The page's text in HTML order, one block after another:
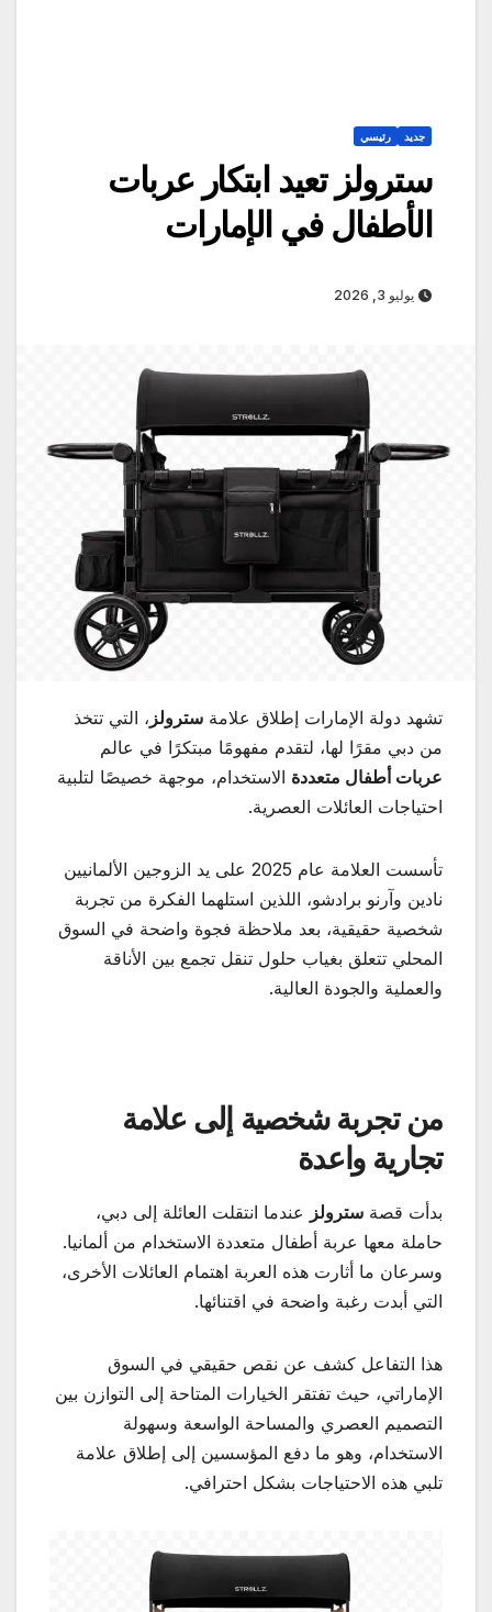
جديد رئيسي
سترولز تعيد ابتكار عربات
الأطفال في الإمارات
يوليو 3, 2026
تشهد دولة الإمارات إطلاق علامة سترولز ، التي تتخذ
من دبي مقرًا لها، لتقدم مفهومًا مبتكرًا في عالم
عربات أطفال متعددة الاستخدام، موجهة خصيصًا لتلبية
احتياجات العائلات العصرية.
تأسست العلامة عام 2025 على يد الزوجين الألمانيين
نادين وآرنو برادشو، اللذين استلهما الفكرة من تجربة
شخصية حقيقية، بعد ملاحظة فجوة واضحة في السوق
المحلي تتعلق بغياب حلول تنقل تجمع بين الأناقة
والعملية والجودة العالية.
من تجربة شخصية إلى علامة
تجارية واعدة
بدأت قصة سترولز عندما انتقلت العائلة إلى دبي،
حاملة معها عربة أطفال متعددة الاستخدام من ألمانيا.
وسرعان ما أثارت هذه العربة اهتمام العائلات الأخرى،
التي أبدت رغبة واضحة في اقتنائها.
هذا التفاعل كشف عن نقص حقيقي في السوق
الإماراتي، حيث تفتقر الخيارات المتاحة إلى التوازن بين
التصميم العصري والمساحة الواسعة وسهولة
الاستخدام، وهو ما دفع المؤسسين إلى إطلاق علامة
تلبي هذه الاحتياجات بشكل احترافي.